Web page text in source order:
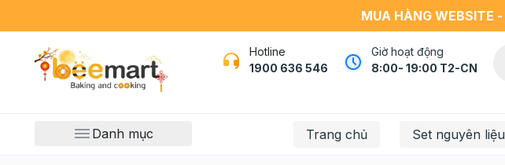
MUA HÀNG WEBSITE -
Hotline
1900 636 546
Giờ hoạt động
8:00- 19:00 T2-CN
Danh mục Trang chủ Set nguyên liệu